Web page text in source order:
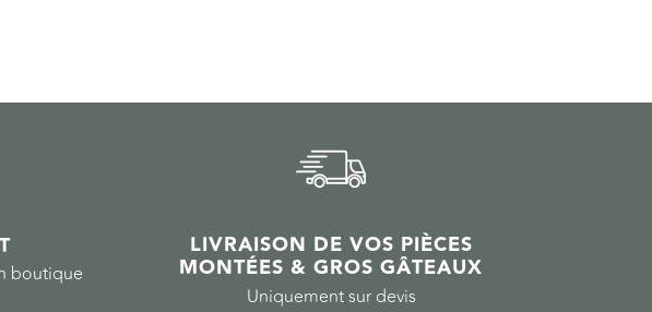
boutique
LIVRAISON DE VOS PIÈCES
MONTÉES & GROS GÂTEAUX
Uniquement sur devis